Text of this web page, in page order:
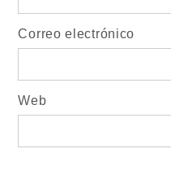
Correo electrónico
Web